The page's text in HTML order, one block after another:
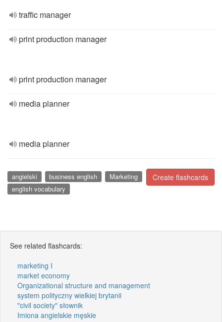
traffic manager
print production manager
print production manager
media planner
media planner
Create flashcards
angielski business english
Marketing
english vocabulary
See related flashcards:
marketing I
market economy
Organizational structure and management
system polityczny wielkiej brytanii
"civil society" słownik
Imiona angielskie męskie